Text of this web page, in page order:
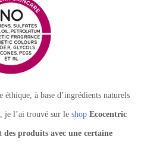
à base d’ingrédients naturels
je l’ai trouvé sur le shop Ecocentric
des produits avec une certaine